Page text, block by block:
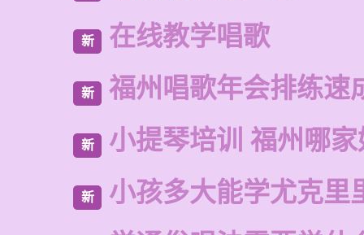
新 在线教学唱歌
新 福州唱歌年会排练速
新 小提琴培训 福州哪
新
小孩多大能学尤克里